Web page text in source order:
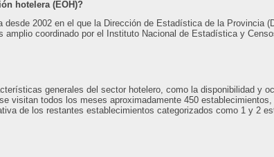
hotelera (EOH)?
desde 2002 en el que la Dirección de Estadística de la Provincia
amplio coordinado por el Instituto Nacional de Estadística y
generales del sector hotelero, como la disponibilidad y
visitan todos los meses aproximadamente 450
de los restantes establecimientos categorizados como 1 y 2